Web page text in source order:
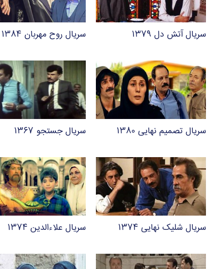
سریال آتش دل ۱۳۷۹ سریال روح مهربان ۱۳۸۴
سریال تصمیم نهایی ۱۳۸۰ سریال جستجو ۱۳۶۷
سریال شلیک نهایی ۱۳۷۴ سریال علاءالدین ۱۳۷۴